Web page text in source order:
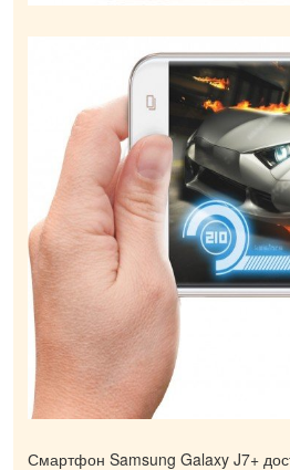
Смартфон Samsung Galaxy J7+